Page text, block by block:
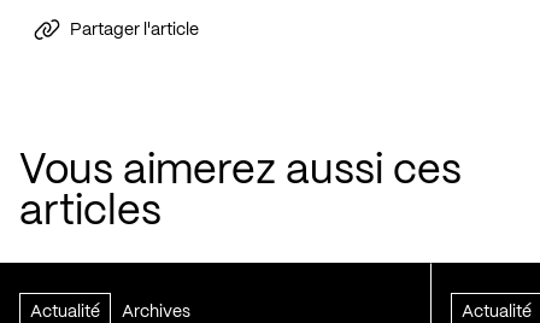
Partager l'article
Vous aimerez aussi ces
articles
Actualité Archives Actualité